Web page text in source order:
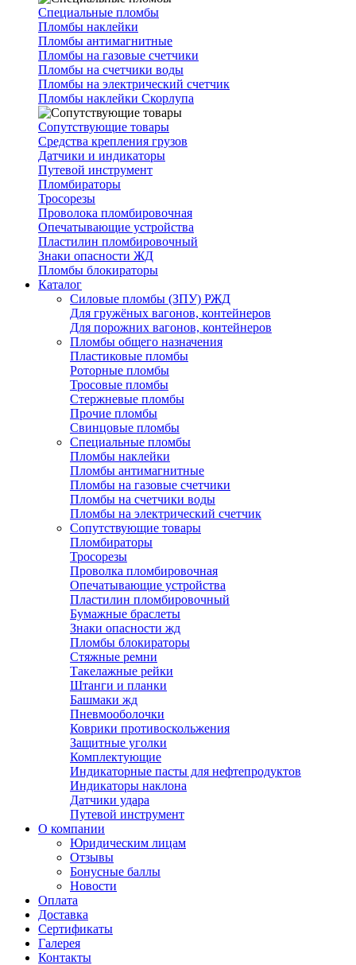
Специальные пломбы
Пломбы наклейки
Пломбы антимагнитные
Пломбы на газовые счетчики
Пломбы на счетчики воды
Пломбы на электрический счетчик
Пломбы наклейки Скорлупа
Сопутствующие товары
Средства крепления грузов
Датчики и индикаторы
Путевой инструмент
Пломбираторы
Тросорезы
Проволока пломбировочная
Опечатывающие устройства
Пластилин пломбировочный
Знаки опасности ЖД
Пломбы блокираторы
Каталог
Силовые пломбы (ЗПУ) РЖД
Для гружёных вагонов, контейнеров
Для порожних вагонов, контейнеров
Пломбы общего назначения
Пластиковые пломбы
Роторные пломбы
Тросовые пломбы
Стержневые пломбы
Прочие пломбы
Свинцовые пломбы
Специальные пломбы
Пломбы наклейки
Пломбы антимагнитные
Пломбы на газовые счетчики
Пломбы на счетчики воды
Пломбы на электрический счетчик
Сопутствующие товары
Пломбираторы
Тросорезы
Проволка пломбировочная
Опечатывающие устройства
Пластилин пломбировочный
Бумажные браслеты
Знаки опасности жд
Пломбы блокираторы
Стяжные ремни
Такелажные рейки
Штанги и планки
Башмаки жд
Пневмооболочки
Коврики противоскольжения
Защитные уголки
Комплектующие
Индикаторные пасты для нефтепродуктов
Индикаторы наклона
Датчики удара
Путевой инструмент
О компании
Юридическим лицам
Отзывы
Бонусные баллы
Новости
Оплата
Доставка
Сертификаты
Галерея
Контакты